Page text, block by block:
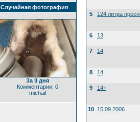
Случайная фотография
За 3 дня
Комментарии: 0
michail
5 124 литра
6 13
7 14
8 14
9 14+
10 15.09.2006